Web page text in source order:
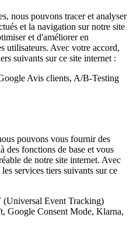
nous pouvons tracer et analyser
et la navigation sur notre site
et d'améliorer en
utilisateurs. Avec votre accord,
suivants sur ce site internet :
Avis clients, A/B-Testing
pouvons vous fournir des
des fonctions de base et vous
de notre site internet. Avec
services tiers suivants sur ce
Event Tracking)
Google Consent Mode, Klarna,